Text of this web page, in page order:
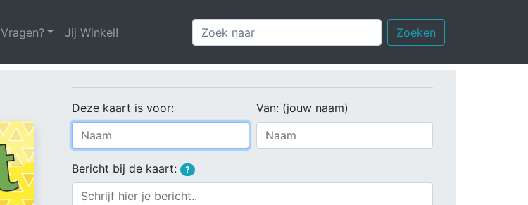
Vragen? Jij Winkel! Zoeken
Deze kaart is voor: Van: (jouw naam)
Bericht bij de kaart: ?